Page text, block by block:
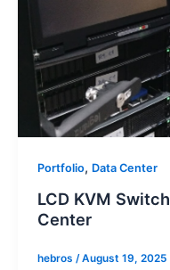
Portfolio, Data Center
LCD KVM
Center
hebros /August 19, 2025